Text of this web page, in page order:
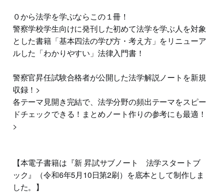
０から法学を学ぶならこの１冊！
警察学校学生向けに発刊した初めて法学を学ぶ人を対象
とした書籍「基本四法の学び方・考え方」をリニューア
ルした「わかりやすい」法律入門書！
警察官昇任試験合格者が公開した法学解説ノートを新規
収録！>
各テーマ見開き完結で、法学分野の頻出テーマをスピー
ドチェックできる！まとめノート作りの参考にも最適！
>
【本電子書籍は『新 昇試サブノート 法学スタートブ
ック』（令和6年5月10日第2刷）を底本として制作しま
した。】